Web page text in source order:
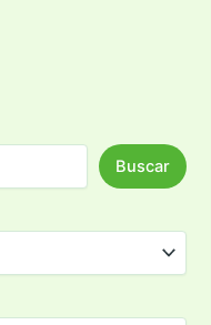
Buscar